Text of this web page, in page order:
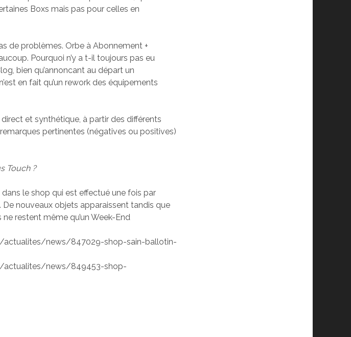
Boxs mais pas pour celles en
de problèmes. Orbe à Abonnement +
Pourquoi n’y a t-il toujours pas eu
bien qu’annoncant au départ un
en fait qu’un rework des équipements
direct et synthétique, à partir des différents
pertinentes (négatives ou positives)
Touch ?
dans le shop qui est effectué une fois par
nouveaux objets apparaissent tandis que
restent même qu’un Week-End
news/847029-shop-sain-ballotin-
news/849453-shop-